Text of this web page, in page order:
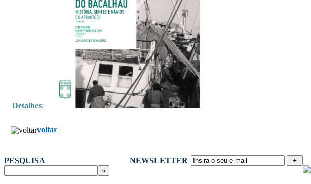
Detalhes:
voltar
PESQUISA NEWSLETTER